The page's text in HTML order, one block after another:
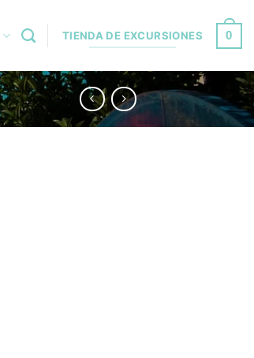
TIENDA DE EXCURSIONES 0